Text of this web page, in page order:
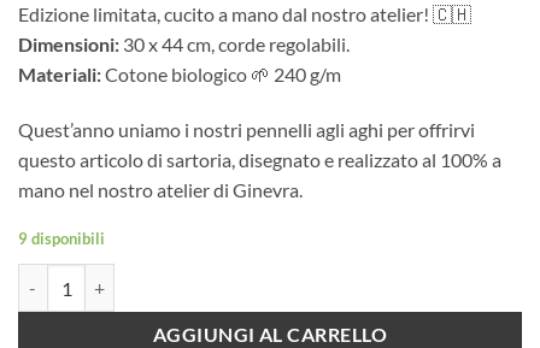
Edizione limitata, cucito a mano dal nostro atelier! 🇨🇭
Dimensioni: 30 x 44 cm, corde regolabili.
Materiali:Cotone biologico 🌱 240 g/m
Quest’anno uniamo i nostri pennelli agli aghi per offrirvi
questo articolo di sartoria, disegnato e realizzato al 100% a
mano nel nostro atelier di Ginevra.
9 disponibili
AGGIUNGI AL CARRELLO